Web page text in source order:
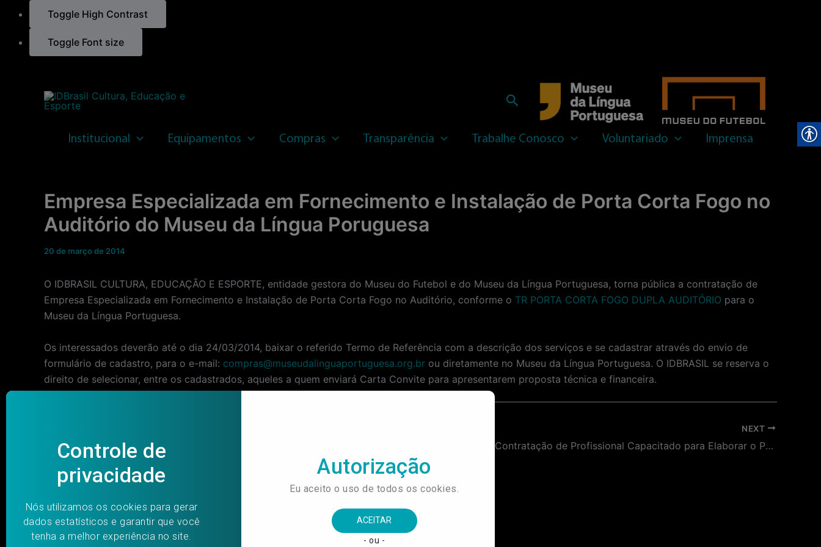
Toggle High Contrast
Toggle Font size
Pesquisar
Institucional Equipamentos Compras Transparência Trabalhe Conosco Voluntariado Imprensa
Empresa Especializada em Fornecimento e Instalação de Porta Corta Fogo no
Auditório do Museu da Língua Poruguesa
20 de março de 2014
O IDBRASIL CULTURA, EDUCAÇÃO E ESPORTE, entidade gestora do Museu do Futebol e do Museu da Língua Portuguesa, torna pública a contratação de
Empresa Especializada em Fornecimento e Instalação de Porta Corta Fogo no Auditório, conforme o TR PORTA CORTA FOGO DUPLA AUDITÓRIO para o
Museu da Língua Portuguesa.
Os interessados deverão até o dia 24/03/2014, baixar o referido Termo de Referência com a descrição dos serviços e se cadastrar através do envio de
formulário de cadastro, para o e-mail: compras@museudalinguaportuguesa.org.br ou diretamente no Museu da Língua Portuguesa. O IDBRASIL se reserva o
direito de selecionar, entre os cadastrados, aqueles a quem enviará Carta Convite para apresentarem proposta técnica e financeira.
navigation
NEXT
Contratação de Profissional Capacitado para Elaborar o Projeto Luminotécnico para Exposição Temporária “Ballgame”